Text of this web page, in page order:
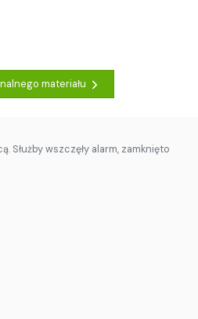
materiału
Służby wszczęły alarm, zamknięto